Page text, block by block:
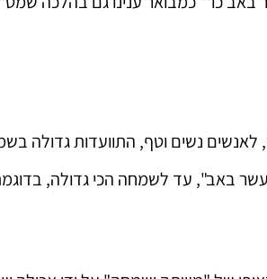
לאנשים נשים וטף, התוועדות גדולה
באב", עד לשמחה הכי גדולה,